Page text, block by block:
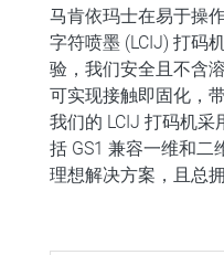
马肯依玛士在易于操
字符喷墨 (LCIJ) 打码
验，我们安全且不含
可实现接触即固化，
我们的 LCIJ 打码机采
括 GS1 兼容一维和二
理想解决方案，且总